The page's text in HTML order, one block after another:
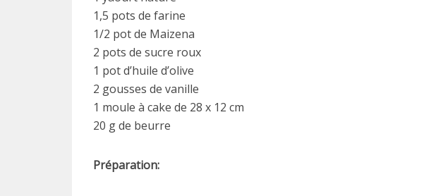
1,5 pots de farine
1/2 pot de Maizena
2 pots de sucre roux
1 pot d’huile d’olive
2 gousses de vanille
1 moule à cake de 28 x 12 cm
20 g de beurre
Préparation: